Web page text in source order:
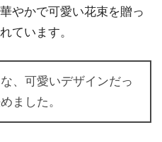
やかで可愛い花束を贈っ
ています。
、可愛いデザインだっ
ました。